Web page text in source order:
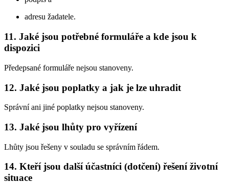
adresu žadatele.
11. Jaké jsou potřebné formuláře a kde jsou k
dispozici
Předepsané formuláře nejsou stanoveny.
12. Jaké jsou poplatky a jak je lze uhradit
Správní ani jiné poplatky nejsou stanoveny.
13. Jaké jsou lhůty pro vyřízení
Lhůty jsou řešeny v souladu se správním řádem.
14. Kteří jsou další účastníci (dotčení) řešení životní
situace